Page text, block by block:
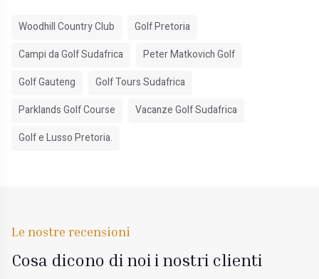
Woodhill Country Club
Golf Pretoria
Campi da Golf Sudafrica
Peter Matkovich Golf
Golf Gauteng
Golf Tours Sudafrica
Parklands Golf Course
Vacanze Golf Sudafrica
Golf e Lusso Pretoria.
Le nostre recensioni
Cosa dicono di noi i nostri clienti